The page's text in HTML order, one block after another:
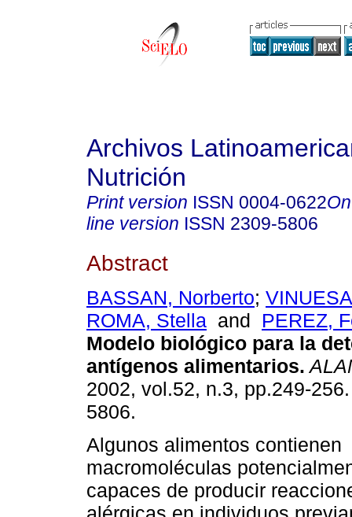
Archivos
Nutrición
Print version ISSN 0004-0622
line version ISSN 2309-5806
Abstract
BASSAN, Norberto;
ROMA, Stella and PEREZ,
Modelo biológico para la
antígenos alimentarios.
2002, vol.52, n.3, pp.249-
5806.
Algunos alimentos contienen
macromoléculas
capaces de producir